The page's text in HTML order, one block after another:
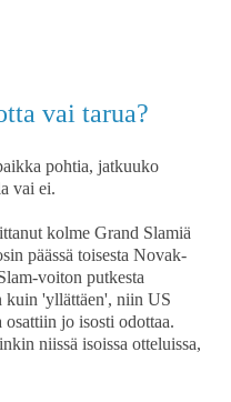
vai tarua?
pohtia, jatkuuko
vai ei.
kolme Grand Slamiä
päässä toisesta Novak-
voiton putkesta
kuin 'yllättäen', niin US
jo isosti odottaa.
niissä isoissa otteluissa,